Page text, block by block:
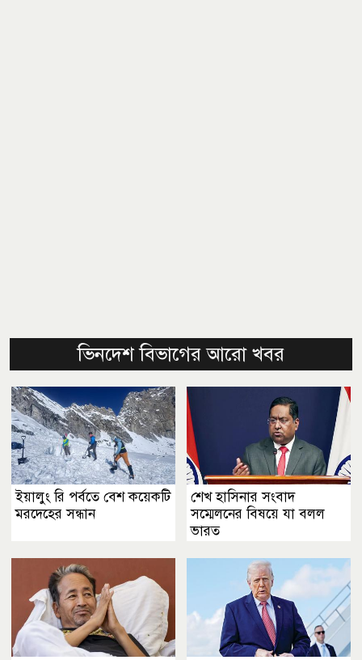
ভিনদেশ বিভাগের আরো খবর
ইয়ালুং রি পর্বতে বেশ কয়েকটি
মরদেহের সন্ধান
শেখ হাসিনার সংবাদ
সম্মেলনের বিষয়ে যা বলল
ভারত